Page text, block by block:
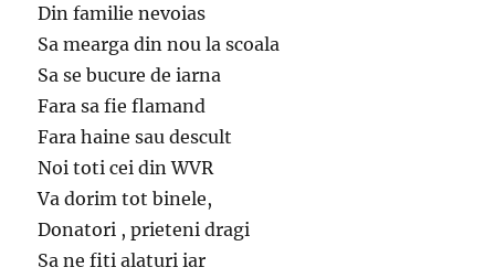
Din familie nevoias
Sa mearga din nou la scoala
Sa se bucure de iarna
Fara sa fie flamand
Fara haine sau descult
Noi toti cei din WVR
Va dorim tot binele,
Donatori , prieteni dragi
Sa ne fiti alaturi iar